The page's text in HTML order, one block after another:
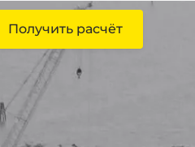
Получить расчёт